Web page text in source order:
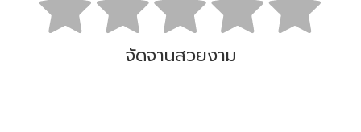
จัดจานสวยงาม